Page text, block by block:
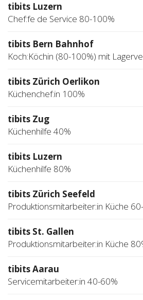
tibits Luzern
Chef:fe de Service 80-100%
tibits Bern Bahnhof
Koch:Köchin (80-100%) mit
tibits Zürich Oerlikon
Küchenchef:in 100%
tibits Zug
Küchenhilfe 40%
tibits Luzern
Küchenhilfe 80%
tibits Zürich Seefeld
Produktionsmitarbeiter:in Küche
tibits St. Gallen
Produktionsmitarbeiter:in Küche
tibits Aarau
Servicemitarbeiter:in 40-60%